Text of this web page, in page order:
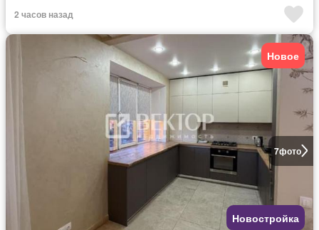
2 часов назад
7фото
Новое
Новостройка